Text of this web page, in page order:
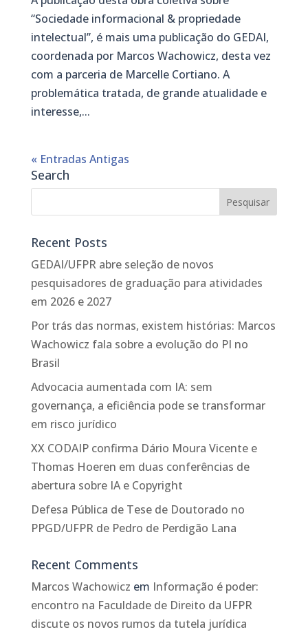
“Sociedade informacional & propriedade
intelectual”, é mais uma publicação do GEDAI,
coordenada por Marcos Wachowicz, desta vez
com a parceria de Marcelle Cortiano. A
problemática tratada, de grande atualidade e
interesse,...
« Entradas Antigas
Search
Recent Posts
GEDAI/UFPR abre seleção de novos
pesquisadores de graduação para atividades
em 2026 e 2027
Por trás das normas, existem histórias: Marcos
Wachowicz fala sobre a evolução do PI no
Brasil
Advocacia aumentada com IA: sem
governança, a eficiência pode se transformar
em risco jurídico
XX CODAIP confirma Dário Moura Vicente e
Thomas Hoeren em duas conferências de
abertura sobre IA e Copyright
Defesa Pública de Tese de Doutorado no
PPGD/UFPR de Pedro de Perdigão Lana
Recent Comments
Marcos Wachowicz em Informação é poder:
encontro na Faculdade de Direito da UFPR
discute os novos rumos da tutela jurídica